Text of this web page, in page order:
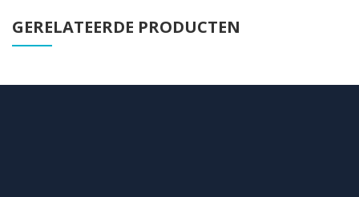
GERELATEERDE PRODUCTEN